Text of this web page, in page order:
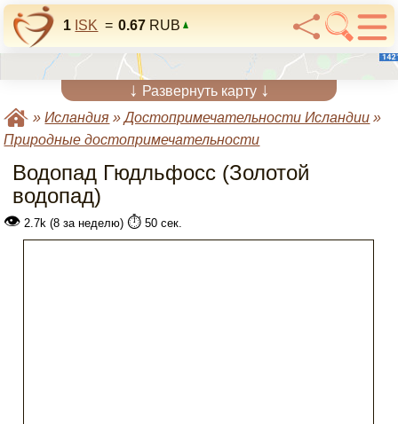
1 ISK = 0.67 RUB
↓ Развернуть карту ↓
»Исландия »Достопримечательности Исландии »
Природные достопримечательности
Водопад Гюдльфосс (Золотой
водопад)
👁 2.7k (8 за неделю) ⏱️ 50 сек.